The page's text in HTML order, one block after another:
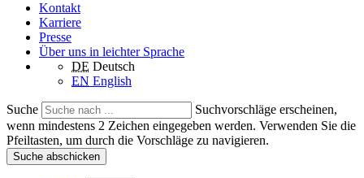
Kontakt
Karriere
Presse
Über uns in leichter Sprache
DE Deutsch
EN English
Suche
Suchvorschläge erscheinen,
wenn mindestens 2 Zeichen eingegeben werden. Verwenden Sie die
Pfeiltasten, um durch die Vorschläge zu navigieren.
Suche abschicken